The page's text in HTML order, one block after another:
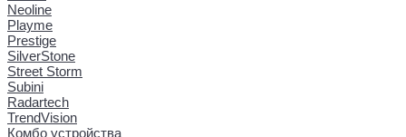
Neoline
Playme
Prestige
SilverStone
Street Storm
Subini
Radartech
TrendVision
Комбо устройства